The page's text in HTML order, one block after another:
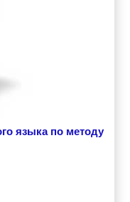
языка по методу